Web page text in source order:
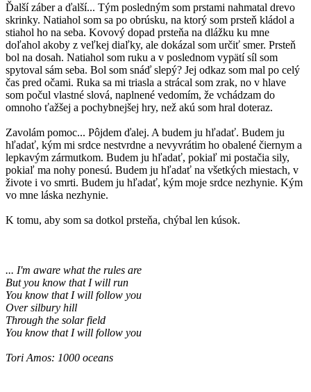
Ďalší záber a ďalší... Tým posledným som prstami nahmatal drevo
skrinky. Natiahol som sa po obrúsku, na ktorý som prsteň kládol a
stiahol ho na seba. Kovový dopad prsteňa na dlážku ku mne
doľahol akoby z veľkej diaľky, ale dokázal som určiť smer. Prsteň
bol na dosah. Natiahol som ruku a v poslednom vypätí síl som
spytoval sám seba. Bol som snáď slepý? Jej odkaz som mal po celý
čas pred očami. Ruka sa mi triasla a strácal som zrak, no v hlave
som počul vlastné slová, naplnené vedomím, že vchádzam do
omnoho ťažšej a pochybnejšej hry, než akú som hral doteraz.
Zavolám pomoc... Pôjdem ďalej. A budem ju hľadať. Budem ju
hľadať, kým mi srdce nestvrdne a nevyvrátim ho obalené čiernym a
lepkavým zármutkom. Budem ju hľadať, pokiaľ mi postačia sily,
pokiaľ ma nohy ponesú. Budem ju hľadať na všetkých miestach, v
živote i vo smrti. Budem ju hľadať, kým moje srdce nezhynie. Kým
vo mne láska nezhynie.
K tomu, aby som sa dotkol prsteňa, chýbal len kúsok.
... I'm aware what the rules are
But you know that I will run
You know that I will follow you
Over silbury hill
Through the solar field
You know that I will follow you
Tori Amos: 1000 oceans